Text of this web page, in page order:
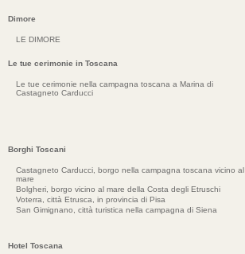
Dimore
LE DIMORE
Le tue cerimonie in Toscana
Le tue cerimonie nella campagna toscana a Marina di
Castagneto Carducci
Borghi Toscani
Castagneto Carducci, borgo nella campagna toscana vicino al
mare
Bolgheri, borgo vicino al mare della Costa degli Etruschi
Voterra, città Etrusca, in provincia di Pisa
San Gimignano, città turistica nella campagna di Siena
Hotel Toscana